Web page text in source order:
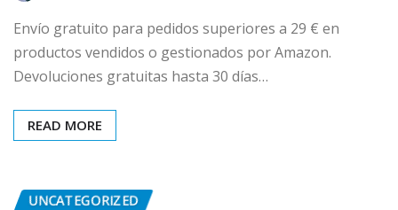
Envío gratuito para pedidos superiores a 29 € en
productos vendidos o gestionados por Amazon.
Devoluciones gratuitas hasta 30 días…
READ MORE
UNCATEGORIZED